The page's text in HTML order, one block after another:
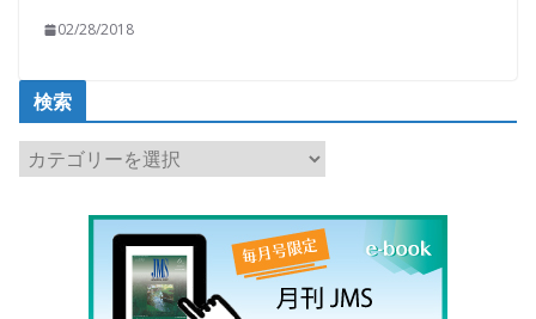
02/28/2018
検索
検